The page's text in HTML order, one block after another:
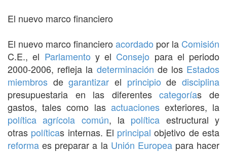
El nuevo marco financiero
El nuevo marco financiero acordado por la Comisión
C.E., el Parlamento y el Consejo para el periodo
2000-2006, refleja la determinación de los Estados
miembros degarantizar el principio dedisciplina
presupuestaria en las diferentescategorías de
gastos, tales como las actuacionesexteriores, la
política agrícola común, la política estructural y
otras políticas internas. El principal objetivo de esta
reforma es preparar a la Unión Europeapara hacer